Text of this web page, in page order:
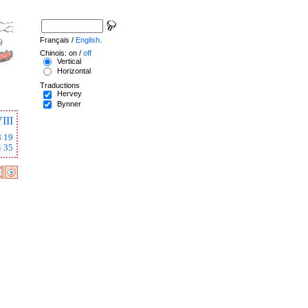
19
35
Français / English
Chinois: on / off
Vertical
Horizontal
Traductions
Hervey
Bynner